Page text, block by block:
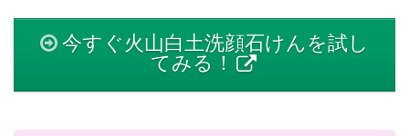
今すぐ火山白土洗顔石けんを試し
てみる！